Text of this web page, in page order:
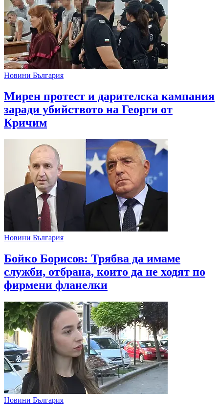
Новини България
Мирен протест и дарителска кампания
заради убийството на Георги от
Кричим
Новини България
Бойко Борисов: Трябва да имаме
служби, отбрана, които да не ходят по
фирмени фланелки
Новини България